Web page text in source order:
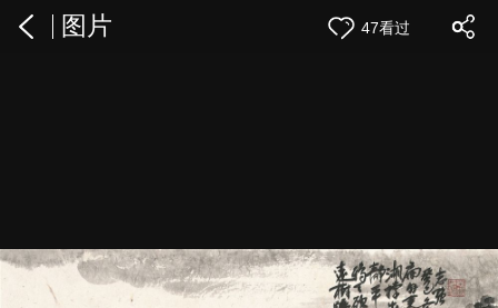
图片 47看过